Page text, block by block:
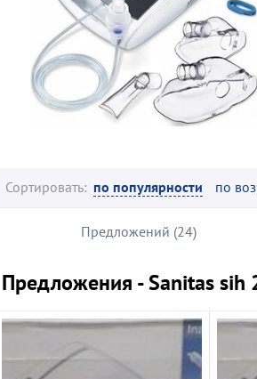
Сортировать: по популярности по
Предложений (24)
Предложения - Sanitas sih